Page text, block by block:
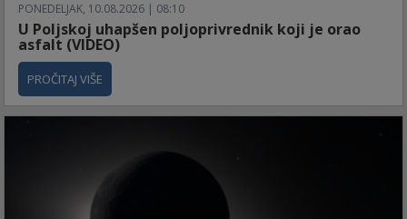
PONEDELJAK, 10.08.2026 | 08:10
U Poljskoj uhapšen poljoprivrednik koji je orao
asfalt (VIDEO)
PROČITAJ VIŠE